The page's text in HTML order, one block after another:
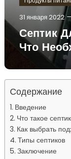
31 января 2022
Септик
Что
Содержание
Введение
Что такое
Как выбрать
Типы септиков
Заключение